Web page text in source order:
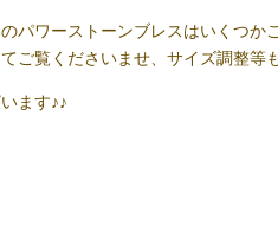
パワーストーンブレスはいくつか
ご覧くださいませ、サイズ調整等
ます♪♪